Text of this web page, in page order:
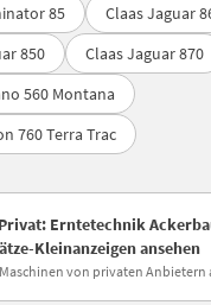
85
Claas Jaguar
850
Claas Jaguar 870
560 Montana
760 Terra Trac
Erntetechnik
Kleinanzeigen ansehen
von privaten